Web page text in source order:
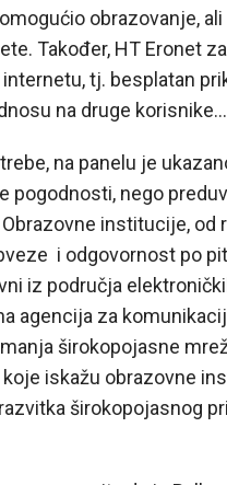
obrazovanje,
Također, HT Eronet
tj. besplatan
na druge
na panelu je
pogodnosti, nego
institucije,
i odgovornost po
iz područja
agencija za
širokopojasne
iskažu obrazovne
širokopojasnog